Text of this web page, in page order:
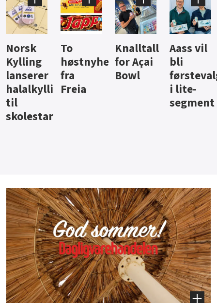
Knalltall
for Açai
Bowl
Aass vil
bli
førstevalg
i lite-
Brus og
jus fra
Berentsen
Hard
iste fra
Hansa